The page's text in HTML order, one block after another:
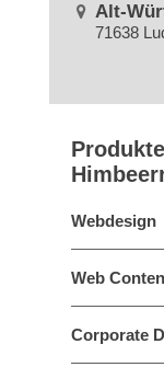
Alt-
71638
Webdesign
Web
Corporate